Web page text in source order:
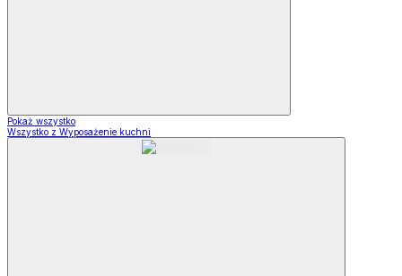
Pokaż wszystko
Wszystko z Wyposażenie kuchni